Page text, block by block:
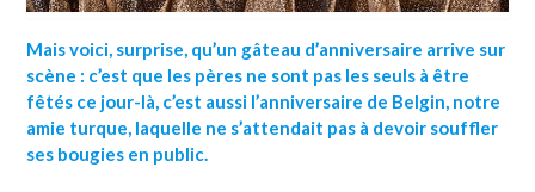
Mais voici, surprise, qu’un gâteau d’anniversaire arrive sur
scène : c’est que les pères ne sont pas les seuls à être
fêtés ce jour-là, c’est aussi l’anniversaire de Belgin, notre
amie turque, laquelle ne s’attendait pas à devoir souffler
ses bougies en public.